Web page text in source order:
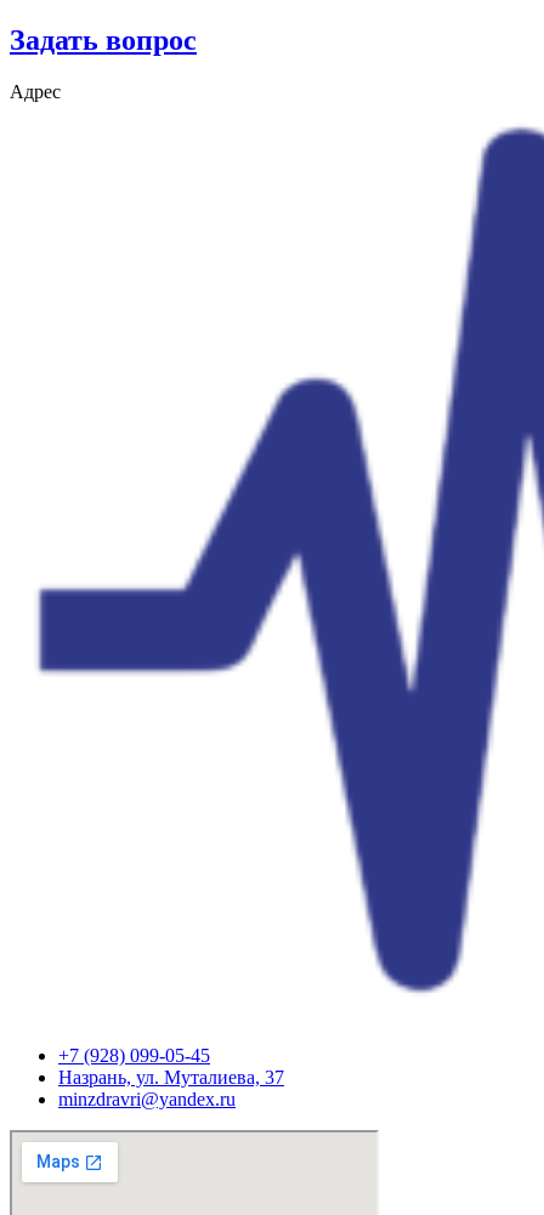
Задать вопрос
Адрес
+7 (928) 099-05-45
Назрань, ул. Муталиева, 37
minzdravri@yandex.ru